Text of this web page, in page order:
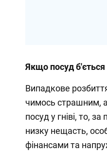
Якщо посуд б'ється
Випадкове
чимось страшним,
посуд у гніві, то,
низку нещасть,
фінансами та